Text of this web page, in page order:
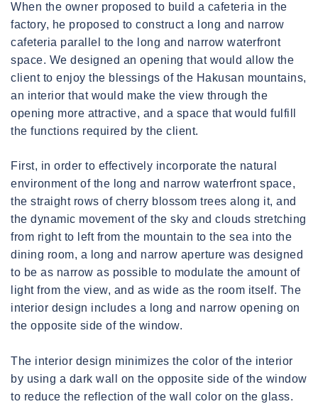
When the owner proposed to build a cafeteria in the
factory, he proposed to construct a long and narrow
cafeteria parallel to the long and narrow waterfront
space. We designed an opening that would allow the
client to enjoy the blessings of the Hakusan mountains,
an interior that would make the view through the
opening more attractive, and a space that would fulfill
the functions required by the client.
First, in order to effectively incorporate the natural
environment of the long and narrow waterfront space,
the straight rows of cherry blossom trees along it, and
the dynamic movement of the sky and clouds stretching
from right to left from the mountain to the sea into the
dining room, a long and narrow aperture was designed
to be as narrow as possible to modulate the amount of
light from the view, and as wide as the room itself. The
interior design includes a long and narrow opening on
the opposite side of the window.
The interior design minimizes the color of the interior
by using a dark wall on the opposite side of the window
to reduce the reflection of the wall color on the glass.